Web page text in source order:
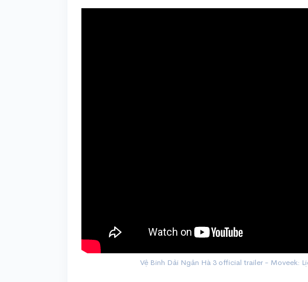
Vệ Binh Dải Ngân Hà 3 official trailer - Moveek: